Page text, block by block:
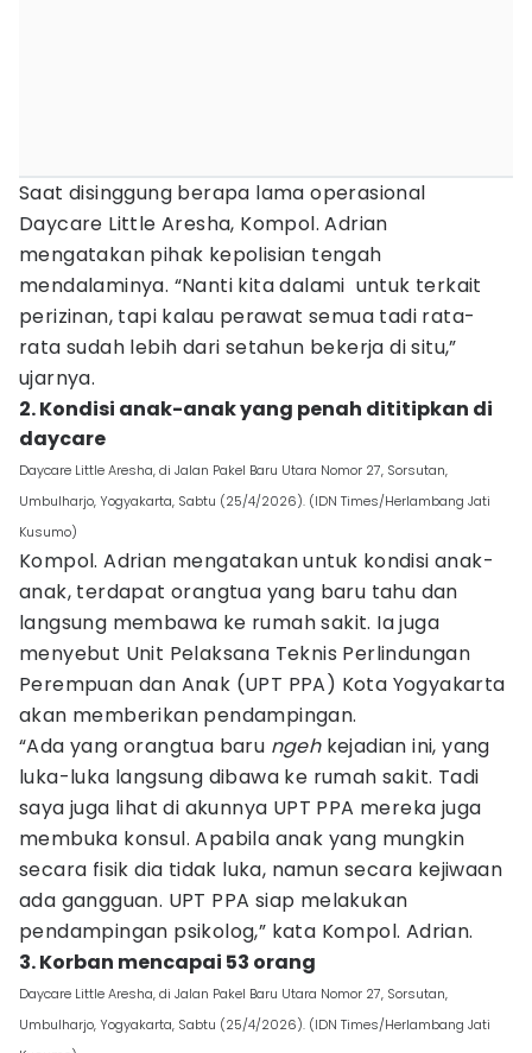
Saat disinggung berapa lama operasional
Daycare Little Aresha, Kompol. Adrian
mengatakan pihak kepolisian tengah
mendalaminya. “Nanti kita dalami untuk terkait
perizinan, tapi kalau perawat semua tadi rata-
rata sudah lebih dari setahun bekerja di situ,”
ujarnya.
2. Kondisi anak-anak yang penah dititipkan di
daycare
Daycare Little Aresha, di Jalan Pakel Baru Utara Nomor 27, Sorsutan,
Umbulharjo, Yogyakarta, Sabtu (25/4/2026). (IDN Times/Herlambang Jati
Kusumo)
Kompol. Adrian mengatakan untuk kondisi anak-
anak, terdapat orangtua yang baru tahu dan
langsung membawa ke rumah sakit. Ia juga
menyebut Unit Pelaksana Teknis Perlindungan
Perempuan dan Anak (UPT PPA) Kota Yogyakarta
akan memberikan pendampingan.
“Ada yang orangtua baru ngehkejadian ini, yang
luka-luka langsung dibawa ke rumah sakit. Tadi
saya juga lihat di akunnya UPT PPA mereka juga
membuka konsul. Apabila anak yang mungkin
secara fisik dia tidak luka, namun secara kejiwaan
ada gangguan. UPT PPA siap melakukan
pendampingan psikolog,” kata Kompol. Adrian.
3. Korban mencapai 53 orang
Daycare Little Aresha, di Jalan Pakel Baru Utara Nomor 27, Sorsutan,
Umbulharjo, Yogyakarta, Sabtu (25/4/2026). (IDN Times/Herlambang Jati